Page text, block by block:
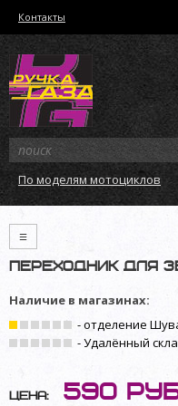
Контакты
По моделям мотоциклов
≡
Переходник для
Наличие в магазинах:
- отделение
- Удалённый
Цена: 590